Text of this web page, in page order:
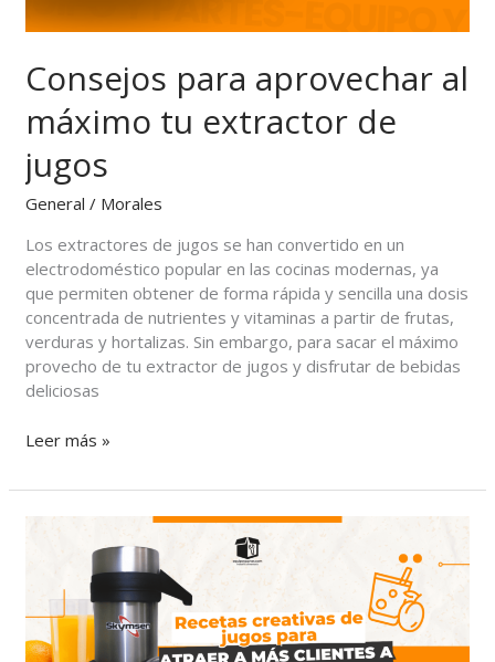
Consejos para aprovechar al
máximo tu extractor de
jugos
General / Morales
Los extractores de jugos se han convertido en un
electrodoméstico popular en las cocinas modernas, ya
que permiten obtener de forma rápida y sencilla una dosis
concentrada de nutrientes y vitaminas a partir de frutas,
verduras y hortalizas. Sin embargo, para sacar el máximo
provecho de tu extractor de jugos y disfrutar de bebidas
deliciosas
Leer más »
Recetas
creativas
jugos
para
atraer